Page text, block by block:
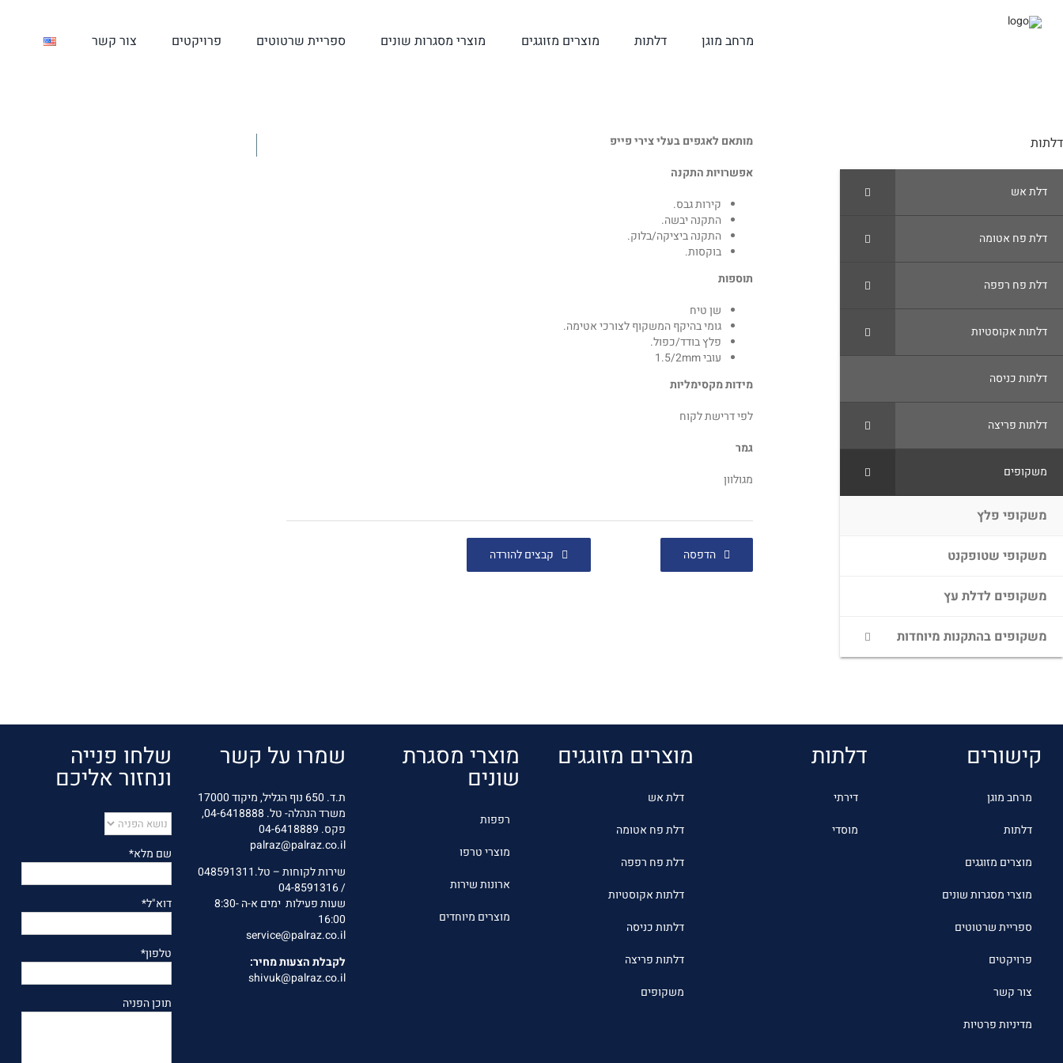
מרחב מוגן דלתות מוצרים מזוגגים מוצרי מסגרות שונים ספריית שרטוטים פרויקטים צור קשר
מותאם לאגפים בעלי צירי פייפ
אפשרויות התקנה
קירות גבס.
התקנה יבשה.
התקנה ביציקה/בלוק.
בוקסות.
תוספות
שן טיח
גומי בהיקף המשקוף לצורכי אטימה.
פלץ בודד/כפול.
עובי 1.5/2mm
מידות מקסימליות
לפי דרישת לקוח
גמר
מגולוון
הדפסה קבצים להורדה
דלתות
דלת אש
דלת פח אטומה
דלת פח רפפה
דלתות אקוסטיות
דלתות כניסה
דלתות פריצה
משקופים
משקופי פלץ
משקופי שטופקנט
משקופים לדלת עץ
משקופים בהתקנות מיוחדות
קישורים
מרחב מוגן
דלתות
מוצרים מזוגגים
מוצרי מסגרות שונים
ספריית שרטוטים
פרויקטים
צור קשר
מדיניות פרטיות
דלתות
דירתי
מוסדי
מוצרים מזוגגים
דלת אש
דלת פח אטומה
דלת פח רפפה
דלתות אקוסטיות
דלתות כניסה
דלתות פריצה
משקופים
מוצרי מסגרת
שונים
רפפות
מוצרי טרפו
ארונות שירות
מוצרים מיוחדים
שמרו על קשר
ת.ד. 650 נוף הגליל, מיקוד 17000
משרד הנהלה- טל. 04-6418888
,
פקס. 04-6418889
palraz@palraz.co.il
שירות לקוחות – טל.048591311
/ 04-8591316
שעות פעילות ימים א-ה 8:30-
16:00
service@palraz.co.il
לקבלת הצעות מחיר:
shivuk@palraz.co.il
שלחו פנייה
ונחזור אליכם
שם מלא*
דוא"ל*
טלפון*
תוכן הפניה